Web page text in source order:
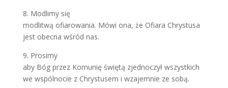
8. Modlimy się
modlitwą ofiarowania. Mówi ona, że Ofiara Chrystusa
jest obecna wśród nas.
9. Prosimy
aby Bóg przez Komunię świętą zjednoczył wszystkich
we wspólnocie z Chrystusem i wzajemnie ze sobą.